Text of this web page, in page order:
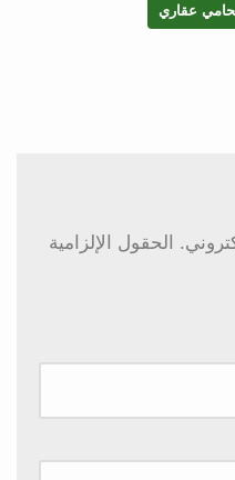
عقاري
الحقول الإلزامية